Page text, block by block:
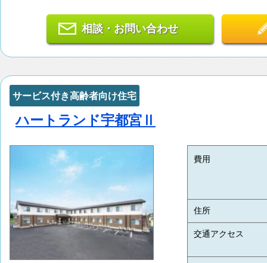
相談・お問い合わせ
サービス付き高齢者向け住宅
ハートランド宇都宮Ⅱ
費用
住所
交通アクセス